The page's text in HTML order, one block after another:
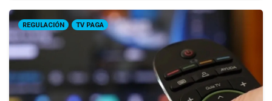
REGULACIÓN TV PAGA